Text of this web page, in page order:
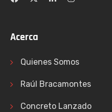
Acerca
Quienes Somos
Raúl Bracamontes
Concreto Lanzado